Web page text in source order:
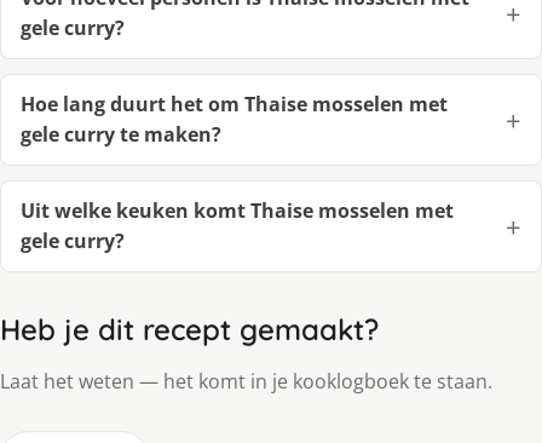
gele curry?
Hoe lang duurt het om Thaise mosselen met
gele curry te maken?
Uit welke keuken komt Thaise mosselen met
gele curry?
Heb je dit recept gemaakt?
Laat het weten — het komt in je kooklogboek te staan.